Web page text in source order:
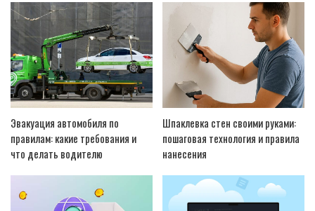
Эвакуация автомобиля по
правилам: какие требования и
что делать водителю
Шпаклевка стен своими руками:
пошаговая технология и правила
нанесения